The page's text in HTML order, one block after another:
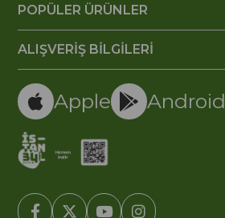
POPÜLER ÜRÜNLER
ALIŞVERİŞ BİLGİLERİ
Apple Android